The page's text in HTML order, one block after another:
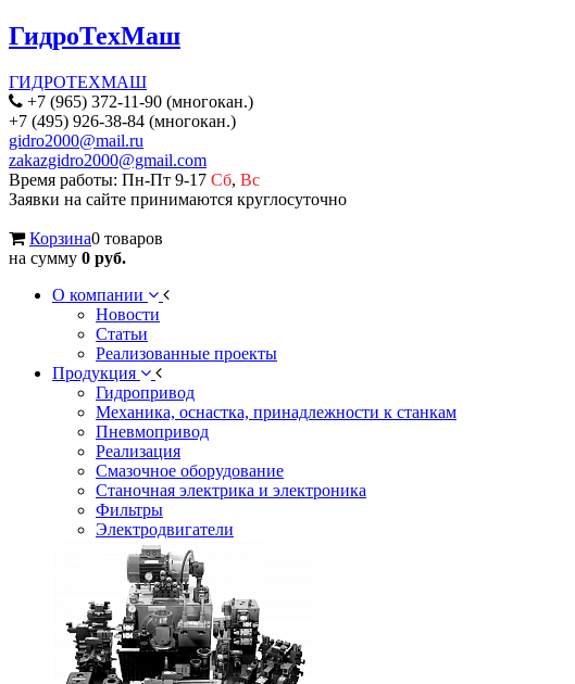
ГидроТехМаш
ГИДРОТЕХМАШ
+7 (965) 372-11-90 (многокан.)
+7 (495) 926-38-84 (многокан.)
gidro2000@mail.ru
zakazgidro2000@gmail.com
Время работы: Пн-Пт 9-17 Сб, Вс
Заявки на сайте принимаются круглосуточно
Корзина0 товаров
на сумму 0 руб.
О компании
Новости
Статьи
Реализованные проекты
Продукция
Гидропривод
Механика, оснастка, принадлежности к станкам
Пневмопривод
Реализация
Смазочное оборудование
Станочная электрика и электроника
Фильтры
Электродвигатели